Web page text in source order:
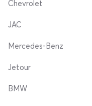
Chevrolet
JAC
Mercedes-Benz
Jetour
BMW